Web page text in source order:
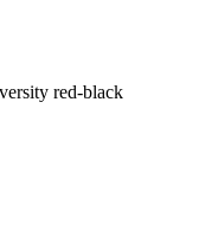
red-black